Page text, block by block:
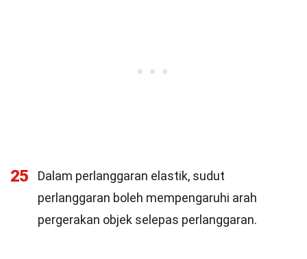
25
Dalam perlanggaran elastik, sudut
perlanggaran boleh mempengaruhi arah
pergerakan objek selepas perlanggaran.